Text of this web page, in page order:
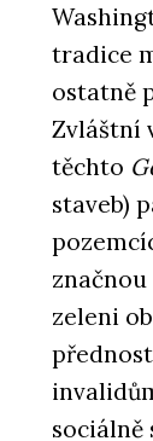
tradice
ostatně
Zvláštní
těchto
staveb)
zeleni
sociálně